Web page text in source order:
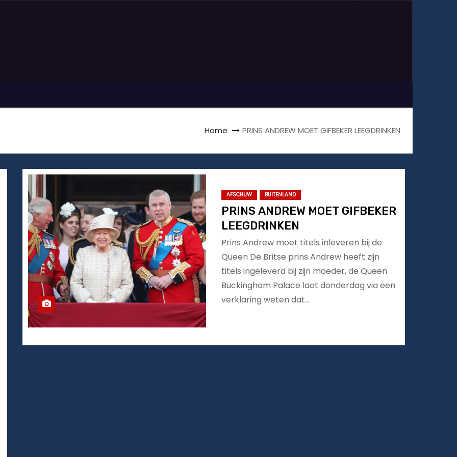
Home PRINS ANDREW MOET GIFBEKER LEEGDRINKEN
AFSCHUW BUITENLAND
PRINS ANDREW MOET GIFBEKER
LEEGDRINKEN
Prins Andrew moet titels inleveren bij de
Queen De Britse prins Andrew heeft zijn
titels ingeleverd bij zijn moeder, de Queen.
Buckingham Palace laat donderdag via een
verklaring weten dat…